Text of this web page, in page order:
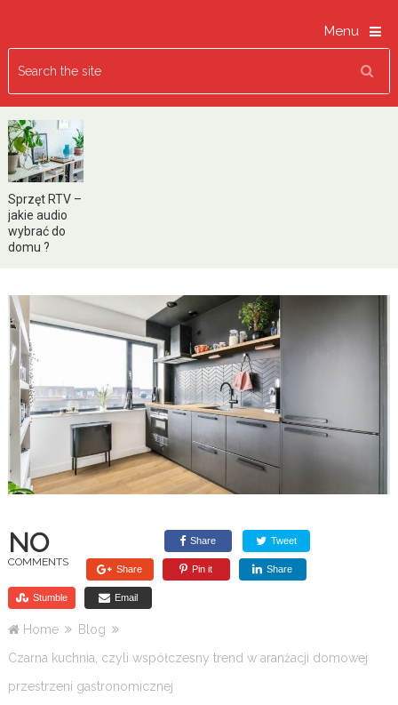
Menu
Sprzęt RTV –
jakie audio
wybrać do
domu ?
NO
COMMENTS
Share Tweet
Share Pin it Share
Stumble Email
Home
Blog
Czarna kuchnia, czyli współczesny trend w aranżacji domowej
przestrzeni gastronomicznej